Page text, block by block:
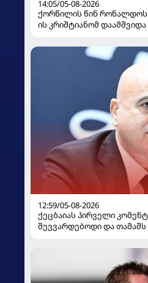
14:05/05-08-2026
ქორწილის წინ
ის კრიშტიანომ
12:59/05-08-2026
ქეცბაიას პირველი
შევვარდებოდი და